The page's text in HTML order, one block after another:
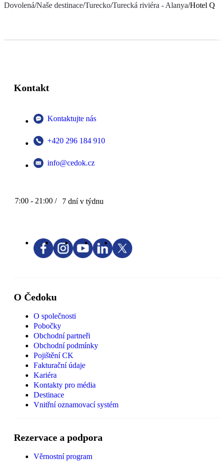
Dovolená/Naše destinace/Turecko/Turecká riviéra - Alanya/Hotel Q
Kontakt
Kontaktujte nás
+420 296 184 910
info@cedok.cz
7:00 - 21:00 / 7 dní v týdnu
O Čedoku
O společnosti
Pobočky
Obchodní partneři
Obchodní podmínky
Pojištění CK
Fakturační údaje
Kariéra
Kontakty pro média
Destinace
Vnitřní oznamovací systém
Rezervace a podpora
Věrnostní program